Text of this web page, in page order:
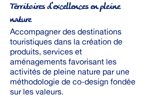
Territoires d'excellences en pleine
nature
Accompagner des destinations
touristiques dans la création de
produits, services et
aménagements favorisant les
activités de pleine nature par une
méthodologie de co-design fondée
sur les valeurs.